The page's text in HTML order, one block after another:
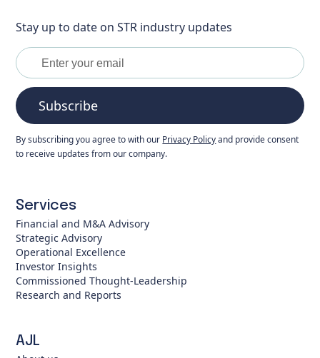
Stay up to date on STR industry updates
Subscribe
By subscribing you agree to with our Privacy Policyand provide consent
to receive updates from our company.
Services
Financial and M&A Advisory
Strategic Advisory
Operational Excellence
Investor Insights
Commissioned Thought-Leadership
Research and Reports
AJL